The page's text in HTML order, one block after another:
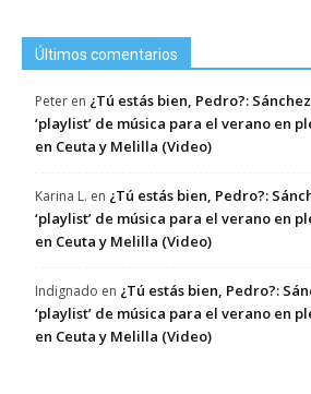
Últimos comentarios
Peter en ¿Tú estás bien, Pedro?:
‘playlist’ de música para el verano en
en Ceuta y Melilla (Video)
Karina L. en ¿Tú estás bien, Pedro?:
‘playlist’ de música para el verano en
en Ceuta y Melilla (Video)
Indignado en ¿Tú estás bien, Pedro?:
‘playlist’ de música para el verano en
en Ceuta y Melilla (Video)